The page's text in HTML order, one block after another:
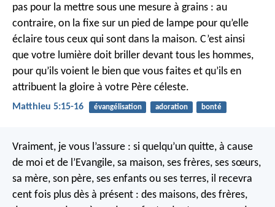
pas pour la mettre sous une mesure à grains : au
contraire, on la fixe sur un pied de lampe pour qu’elle
éclaire tous ceux qui sont dans la maison. C’est ainsi
que votre lumière doit briller devant tous les hommes,
pour qu’ils voient le bien que vous faites et qu’ils en
attribuent la gloire à votre Père céleste.
Matthieu 5:15-16 évangélisation adoration bonté
Vraiment, je vous l’assure : si quelqu’un quitte, à cause
de moi et de l’Evangile, sa maison, ses frères, ses sœurs,
sa mère, son père, ses enfants ou ses terres, il recevra
cent fois plus dès à présent : des maisons, des frères,